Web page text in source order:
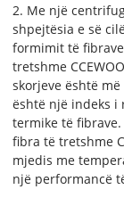
2. Me një
shpejtësia e së
formimit të
tretshme
skorjeve është
është një indeks i
termike të
fibra të tretshme
mjedis me
një performancë